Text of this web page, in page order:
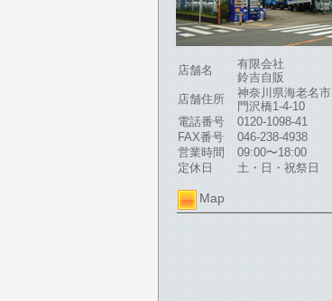
店舗名
有限会社
鈴吉自販
店舗住所
神奈川県海老名市
門沢橋1-4-10
電話番号
0120-1098-41
FAX番号
046-238-4938
営業時間
09:00〜18:00
定休日
土・日・祝祭日
Map